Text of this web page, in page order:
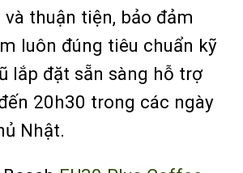
thuận tiện, bảo đảm
luôn đúng tiêu chuẩn kỹ
lắp đặt sẵn sàng hỗ trợ
20h30 trong các ngày
Nhật.